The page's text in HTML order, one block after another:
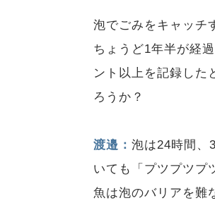
泡でごみをキャッチ
ちょうど1年半が経
ント以上を記録した
ろうか？
渡邉：泡は24時間、
いても「プツプツプ
魚は泡のバリアを難